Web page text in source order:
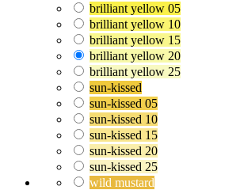
brilliant yellow 05
brilliant yellow 10
brilliant yellow 15
brilliant yellow 20
brilliant yellow 25
sun-kissed
sun-kissed 05
sun-kissed 10
sun-kissed 15
sun-kissed 20
sun-kissed 25
wild mustard